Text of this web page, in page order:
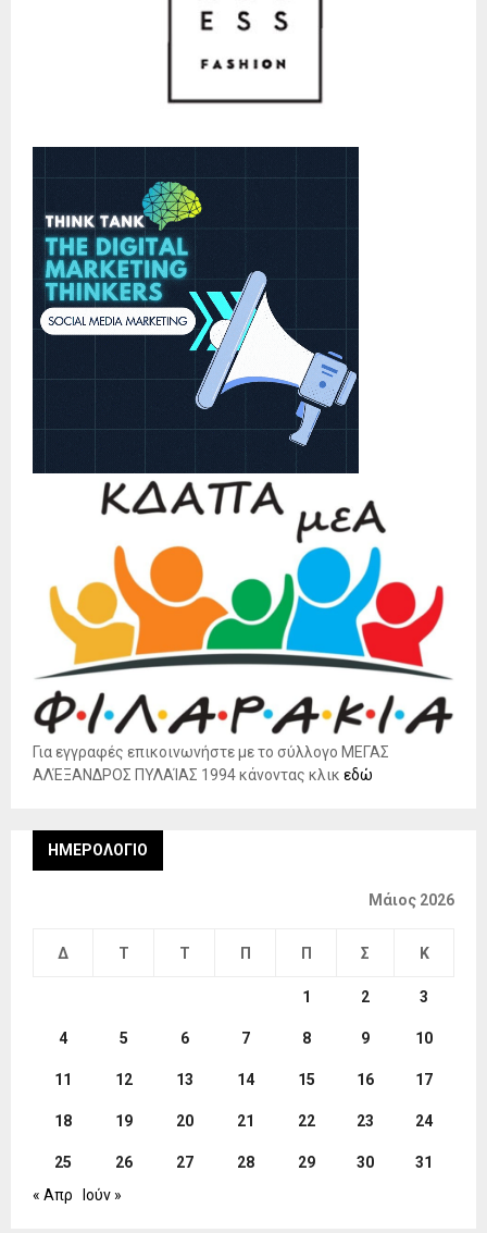
Για εγγραφές επικοινωνήστε με το σύλλογο ΜΕΓΑΣ
ΑΛΈΞΑΝΔΡΟΣ ΠΥΛΑΊΑΣ 1994 κάνοντας κλικ εδώ
ΗΜΕΡΟΛΌΓΙΟ
Μάιος 2026
Δ Τ Τ Π Π Σ Κ
1 2 3
4 5 6 7 8 9 10
11 12 13 14 15 16 17
18 19 20 21 22 23 24
25 26 27 28 29 30
31
« Απρ
Ιούν »